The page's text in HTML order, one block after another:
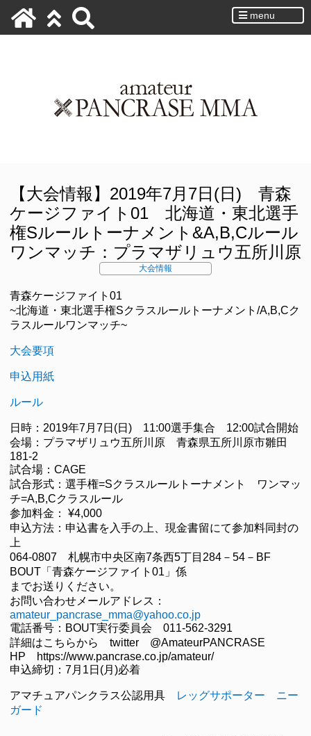
menu
【大会情報】2019年7月7日(日) 青森
ケージファイト01 北海道・東北選手
権Sルールトーナメント&A,B,Cルール
ワンマッチ：プラマザリュウ五所川原
大会情報
青森ケージファイト01
~北海道・東北選手権Sクラスルールトーナメント/A,B,Cク
ラスルールワンマッチ~
大会要項
申込用紙
ルール
日時：2019年7月7日(日) 11:00選手集合 12:00試合開始
会場：プラマザリュウ五所川原 青森県五所川原市雛田
181-2
試合場：CAGE
試合形式：選手権=Sクラスルールトーナメント ワンマッ
チ=A,B,Cクラスルール
参加料金： ¥4,000
申込方法：申込書を入手の上、現金書留にて参加料同封の
上
064-0807 札幌市中央区南7条西5丁目284－54－BF
BOUT「青森ケージファイト01」係
までお送りください。
お問い合わせメールアドレス：
amateur_pancrase_mma@yahoo.co.jp
電話番号：BOUT実行委員会 011-562-3291
詳細はこちらから twitter @AmateurPANCRASE
HP https://www.pancrase.co.jp/amateur/
申込締切：7月1日(月)必着
アマチュアパンクラス公認用具 レッグサポーター
ニー
ガード